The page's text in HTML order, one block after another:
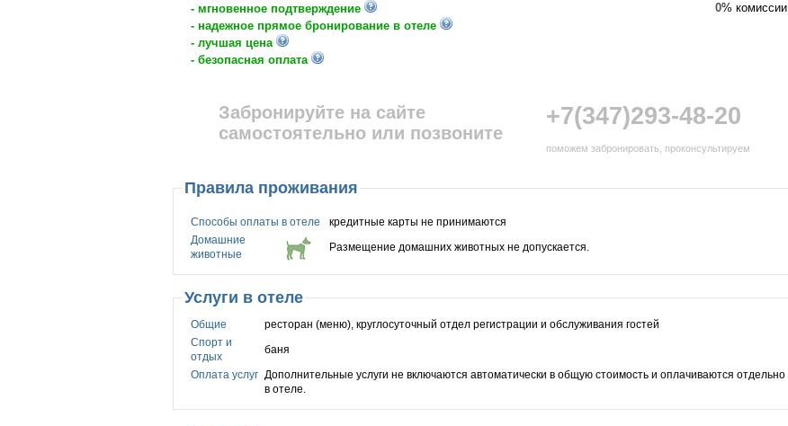
0% комиссии
- мгновенное подтверждение
- надежное прямое бронирование в отеле
- лучшая цена
- безопасная оплата
+7(347)293-48-20
поможем забронировать, проконсультируем
Забронируйте на сайте
самостоятельно или позвоните
Правила проживания
Способы оплаты в отеле
кредитные карты не принимаются
Домашние
животные
Размещение домашних животных не допускается.
Услуги в отеле
Общие
ресторан (меню), круглосуточный отдел регистрации и обслуживания гостей
Спорт и
отдых
баня
Оплата услуг Дополнительные услуги не включаются автоматически в общую стоимость и оплачиваются отдельно
в отеле.